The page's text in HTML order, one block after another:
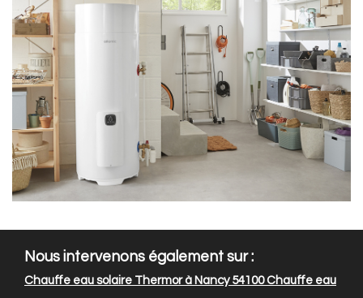
Nous intervenons également sur :
Chauffe eau solaire Thermor à Nancy 54100Chauffe eau